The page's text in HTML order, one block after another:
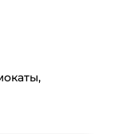
,